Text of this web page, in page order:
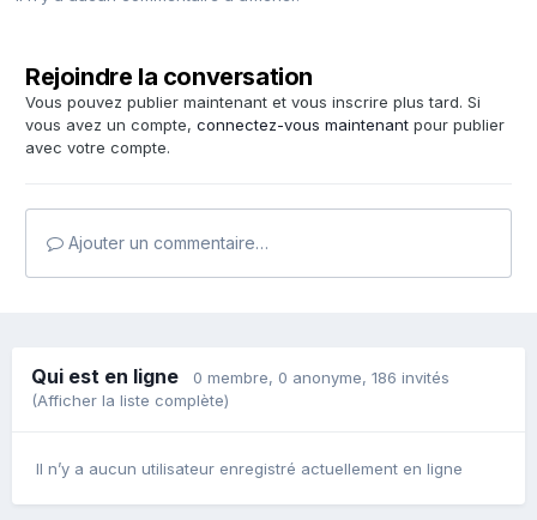
Rejoindre la conversation
Vous pouvez publier maintenant et vous inscrire plus tard. Si
vous avez un compte, connectez-vous maintenant pour publier
avec votre compte.
Ajouter un commentaire…
Qui est en ligne 0 membre, 0 anonyme, 186 invités
(Afficher la liste complète)
Il n’y a aucun utilisateur enregistré actuellement en ligne